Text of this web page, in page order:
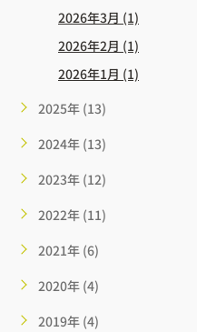
2026年3月 (1)
2026年2月 (1)
2026年1月 (1)
2025年 (13)
2024年 (13)
2023年 (12)
2022年 (11)
2021年 (6)
2020年 (4)
2019年 (4)